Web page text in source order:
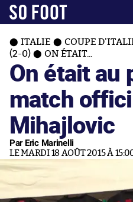
ITALIE COUPE
(2-0)
ON ÉTAIT...
On était au
match
Mihajlovic
Par Eric Marinelli
LE MARDI 18 AOÛT 2015 À